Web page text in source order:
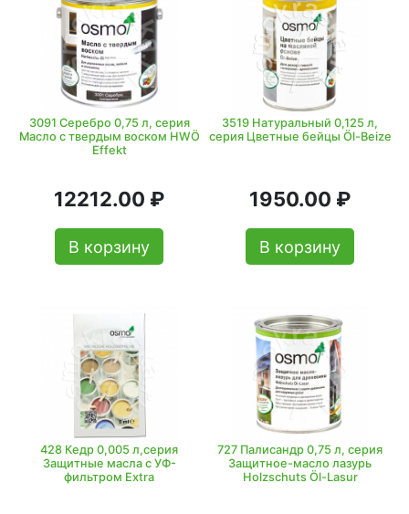
3091 Серебро 0,75 л, серия
Масло с твердым воском HWÖ
Effekt
12212.00 ₽
В корзину
3519 Натуральный 0,125 л,
серия Цветные бейцы Öl-Beize
1950.00 ₽
В корзину
428 Кедр 0,005 л,серия
Защитные масла с УФ-
фильтром Extra
727 Палисандр 0,75 л, серия
Защитное-масло лазурь
Holzschuts Öl-Lasur